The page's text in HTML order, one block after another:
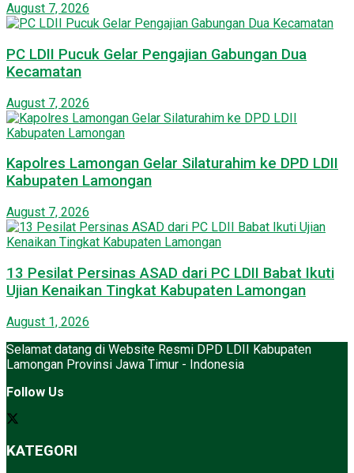
August 7, 2026
PC LDII Pucuk Gelar Pengajian Gabungan Dua
Kecamatan
August 7, 2026
Kapolres Lamongan Gelar Silaturahim ke DPD LDII
Kabupaten Lamongan
August 7, 2026
13 Pesilat Persinas ASAD dari PC LDII Babat Ikuti
Ujian Kenaikan Tingkat Kabupaten Lamongan
August 1, 2026
Selamat datang di Website Resmi DPD LDII Kabupaten
Lamongan Provinsi Jawa Timur - Indonesia
Follow Us
KATEGORI